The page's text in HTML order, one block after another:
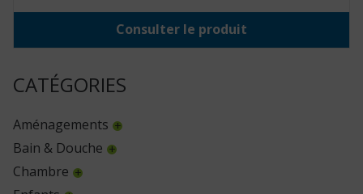
CATÉGORIES
Aménagements
Bain & Douche
Chambre
Consulter le produit